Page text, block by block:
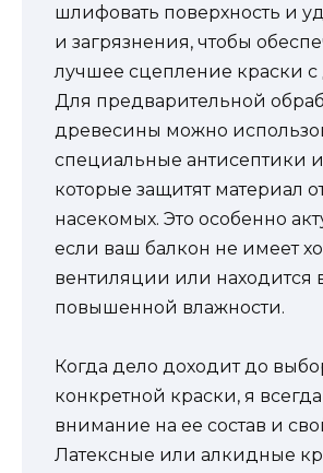
шлифовать поверхность и
и загрязнения, чтобы
лучшее сцепление краски с
Для предварительной
древесины можно
специальные антисептики
которые защитят материал
насекомых. Это особенно
если ваш балкон не имеет
вентиляции или находится
повышенной влажности.
Когда дело доходит до
конкретной краски, я
внимание на ее состав и
Латексные или алкидные